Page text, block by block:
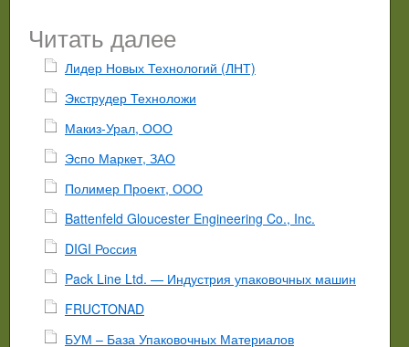
Читать далее
Лидер Новых Технологий (ЛНТ)
Экструдер Техноложи
Макиз-Урал, ООО
Эспо Маркет, ЗАО
Полимер Проект, ООО
Battenfeld Gloucester Engineering Co., Inc.
DIGI Россия
Pack Line Ltd. — Индустрия упаковочных машин
FRUCTONAD
БУМ – База Упаковочных Материалов